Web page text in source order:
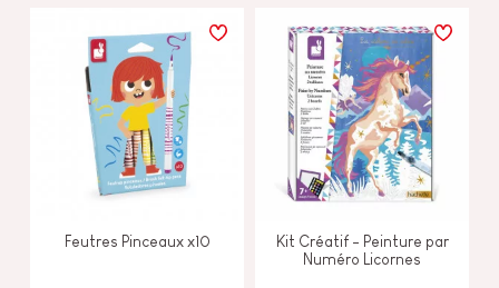
Feutres Pinceaux x10
Kit Créatif - Peinture par
Numéro Licornes